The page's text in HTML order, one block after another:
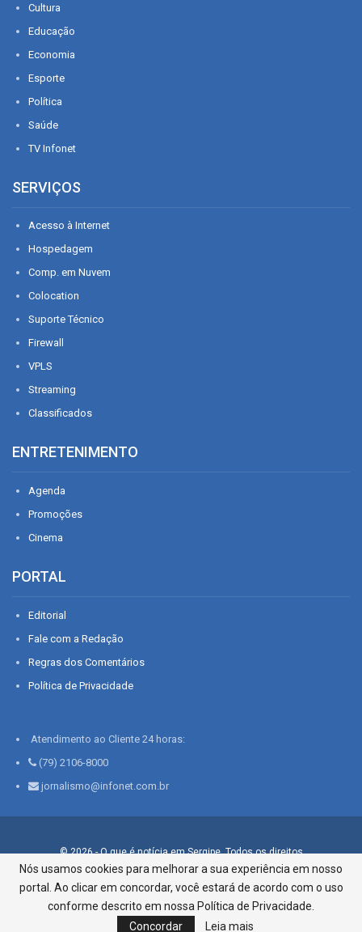
Cultura
Educação
Economia
Esporte
Política
Saúde
TV Infonet
SERVIÇOS
Acesso à Internet
Hospedagem
Comp. em Nuvem
Colocation
Suporte Técnico
Firewall
VPLS
Streaming
Classificados
ENTRETENIMENTO
Agenda
Promoções
Cinema
PORTAL
Editorial
Fale com a Redação
Regras dos Comentários
Política de Privacidade
Atendimento ao Cliente 24 horas:
(79) 2106-8000
jornalismo@infonet.com.br
© 2026 - O que é notícia em Sergipe. Todos os direitos
reservados.
Infonet - Rua Monsenhor Silveira 276, Bairro São José |
Aracaju-SE, CEP 49015-030, Fone: 79.2106.8000 - CI Centro de
Informações LTDA
Nós usamos cookies para melhorar a sua experiência em nosso
portal. Ao clicar em concordar, você estará de acordo com o uso
conforme descrito em nossa Política de Privacidade.
Concordar
Leia mais